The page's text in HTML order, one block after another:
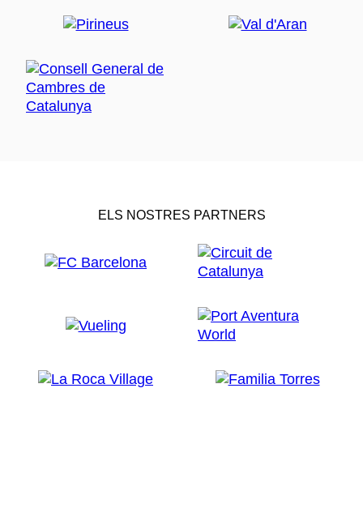
ELS NOSTRES PARTNERS